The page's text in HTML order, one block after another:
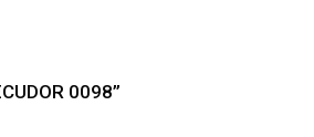
0098”